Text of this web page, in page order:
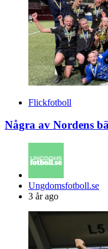
Flickfotboll
Några av Nordens
Posted
by
Ungdomsfotboll.se
3 år ago